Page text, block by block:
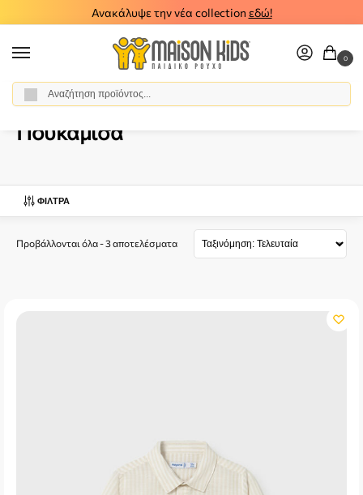
Ανακάλυψε την νέα collection εδώ!
0
Αρχική σελίδα / Βρεφικό Αγόρι
Πουκάμισα
ΦΊΛΤΡΑ
Προβάλλονται όλα - 3 αποτελέσματα